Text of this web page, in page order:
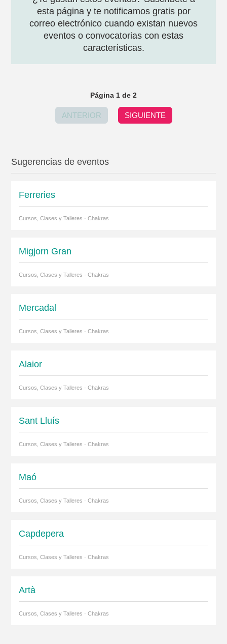
esta página y te notificamos gratis por
correo electrónico cuando existan nuevos
eventos o convocatorias con estas
características.
Página 1 de 2
ANTERIOR SIGUIENTE
Sugerencias de eventos
Ferreries
Cursos, Clases y Talleres · Chakras
Migjorn Gran
Cursos, Clases y Talleres · Chakras
Mercadal
Cursos, Clases y Talleres · Chakras
Alaior
Cursos, Clases y Talleres · Chakras
Sant Lluís
Cursos, Clases y Talleres · Chakras
Maó
Cursos, Clases y Talleres · Chakras
Capdepera
Cursos, Clases y Talleres · Chakras
Artà
Cursos, Clases y Talleres · Chakras